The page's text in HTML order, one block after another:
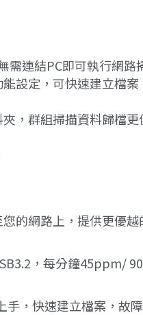
連結PC即可執行網路
設定，可快速建立檔
，群組掃描資料歸檔
的網路上，提供更優越
，每分鐘45ppm/
，快速建立檔案，故